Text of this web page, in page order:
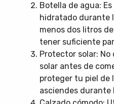
Botella de agua:
hidratado durante
menos dos litros
tener suficiente
Protector solar:
solar antes de
proteger tu piel de
asciendes durante